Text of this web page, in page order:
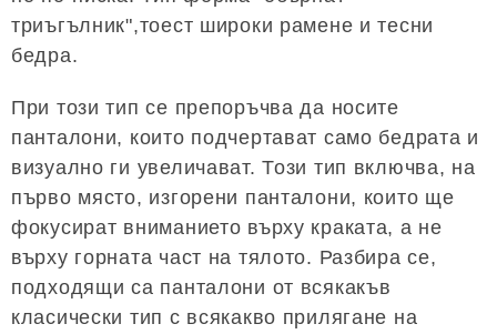
триъгълник",тоест широки рамене и тесни
бедра.
При този тип се препоръчва да носите
панталони, които подчертават само бедрата и
визуално ги увеличават. Този тип включва, на
първо място, изгорени панталони, които ще
фокусират вниманието върху краката, а не
върху горната част на тялото. Разбира се,
подходящи са панталони от всякакъв
класически тип с всякакво прилягане на